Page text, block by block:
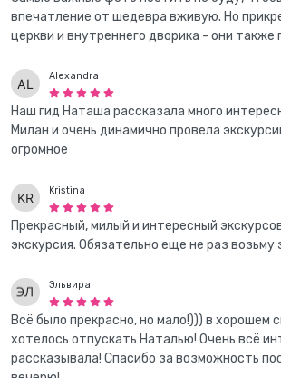
впечатление от шедевра вживую. Но
церкви и внутреннего дворика - они также
Alexandra
Наш гид Наташа рассказала много
Милан и очень динамично провела
огромное
Kristina
Прекрасный, милый и интересный
экскурсия. Обязательно еще не раз возьму
Эльвира
Всё было прекрасно, но мало!))) в хорошем
хотелось отпускать Наталью! Очень всё
рассказывала! Спасибо за возможность